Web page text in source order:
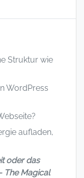
Struktur wie
WordPress
aufladen,
oder das
The Magical